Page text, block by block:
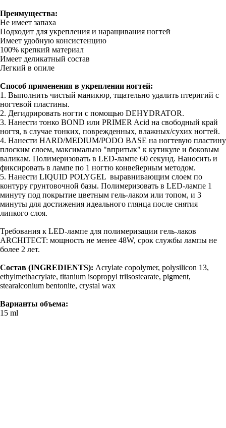
Преимущества:
Не имеет запаха
Подходит для укрепления и наращивания ногтей
Имеет удобную консистенцию
100% крепкий материал
Имеет деликатный состав
Легкий в опиле
Способ применения в укреплении ногтей:
1. Выполнить чистый маникюр, тщательно удалить птеригий с
ногтевой пластины.
2. Дегидрировать ногти с помощью DEHYDRATOR.
3. Нанести тонко BOND или PRIMER Acid на свободный край
ногтя, в случае тонких, поврежденных, влажных/сухих ногтей.
4. Нанести HARD/MEDIUM/PODO BASE на ногтевую пластину
плоским слоем, максимально "впритык" к кутикуле и боковым
валикам. Полимеризовать в LED-лампе 60 секунд. Наносить и
фиксировать в лампе по 1 ногтю конвейерным методом.
5. Нанести LIQUID POLYGEL выравнивающим слоем по
контуру грунтовочной базы. Полимеризовать в LED-лампе 1
минуту под покрытие цветным гель-лаком или топом, и 3
минуты для достижения идеального глянца после снятия
липкого слоя.
Требования к LED-лампе для полимеризации гель-лаков
ARCHITECT: мощность не менее 48W, срок службы лампы не
более 2 лет.
Состав (INGREDIENTS): Acrylate copolymer, polysilicon 13,
ethylmethacrylate, titanium isopropyl triisostearate, pigment,
stearalconium bentonite, crystal wax
Варианты объема:
15 ml